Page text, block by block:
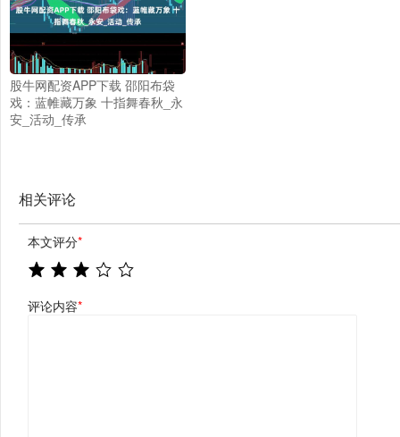
股牛网配资APP下载 邵阳布袋
戏：蓝帷藏万象 十指舞春秋_永
安_活动_传承
相关评论
本文评分*
评论内容*